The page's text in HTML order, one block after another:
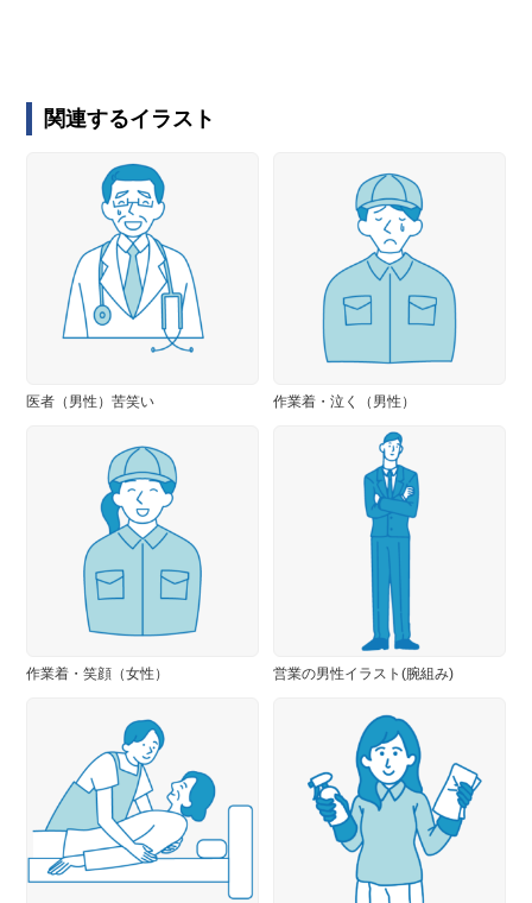
関連するイラスト
医者（男性）苦笑い 作業着・泣く（男性）
作業着・笑顔（女性） 営業の男性イラスト(腕組み)